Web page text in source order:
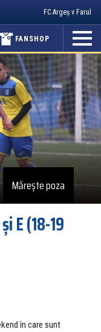
FC Argeș v Farul
FANSHOP
Mărește poza
E (18-19
în care sunt